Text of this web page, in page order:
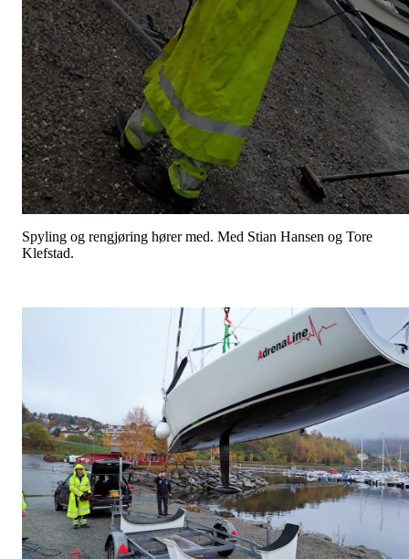
Spyling og rengjøring hører med. Med Stian Hansen og Tore
Klefstad.